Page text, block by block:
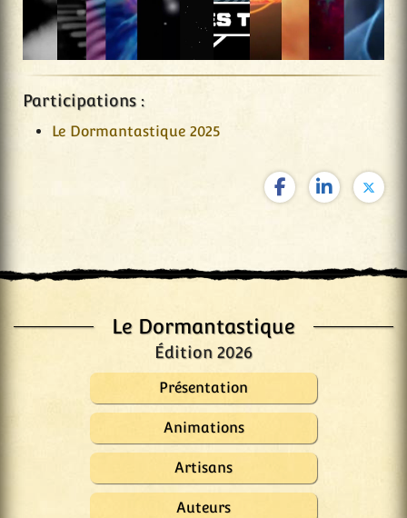
Le Dormantastique
Édition 2026
Présentation
Animations
Artisans
Auteurs
Participations :
Le Dormantastique 2025